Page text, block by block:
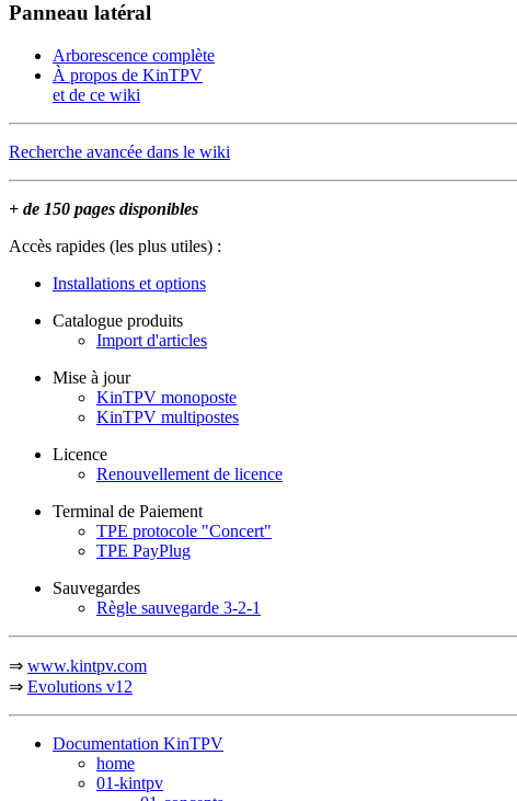
Panneau latéral
Arborescence complète
À propos de KinTPV
et de ce wiki
Recherche avancée dans le wiki
+ de 150 pages disponibles
Accès rapides (les plus utiles) :
Installations et options
Catalogue produits
Import d'articles
Mise à jour
KinTPV monoposte
KinTPV multipostes
Licence
Renouvellement de licence
Terminal de Paiement
TPE protocole "Concert"
TPE PayPlug
Sauvegardes
Règle sauvegarde 3-2-1
⇒ www.kintpv.com
⇒ Evolutions v12
Documentation KinTPV
home
01-kintpv